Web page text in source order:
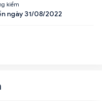
kiểm
ngày 31/08/2022